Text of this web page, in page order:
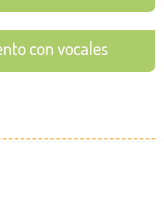
con vocales